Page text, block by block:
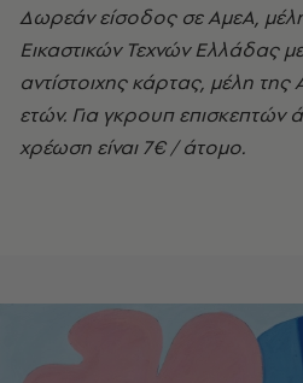
Δωρεάν είσοδος σε ΑμεΑ,
Εικαστικών Τεχνών Ελλάδας
αντίστοιχης κάρτας, μέλη της
ετών. Για γκρουπ
χρέωση είναι 7€ / άτομο.